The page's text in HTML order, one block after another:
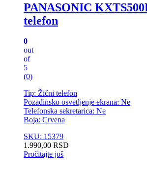
PANASONIC
telefon
0
out
of
5
(0)
Tip: Žični telefon
Pozadinsko osvetljenje ekrana: Ne
Telefonska sekretarica: Ne
Boja: Crvena
SKU: 15379
1.990,00 RSD
Pročitajte još